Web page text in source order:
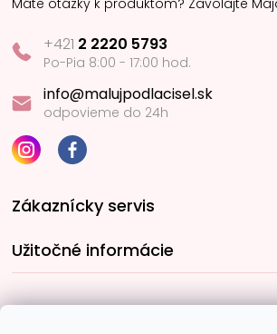
+421 2 2220 5793
Po-Pia 8:00 - 17:00 hod.
info@malujpodlacisel.sk
odpovieme do 24h
Zákaznícky servis
Užitočné informácie